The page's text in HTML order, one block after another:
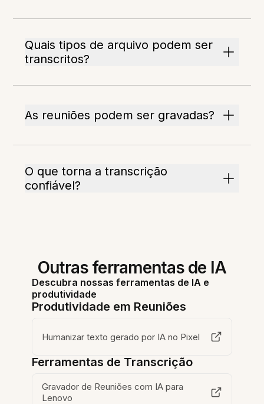
Quais tipos de arquivo podem ser
transcritos?
As reuniões podem ser gravadas?
O que torna a transcrição
confiável?
Outras ferramentas de IA
Descubra nossas ferramentas de IA e
produtividade
Produtividade em Reuniões
Humanizar texto gerado por IA no Pixel
Ferramentas de Transcrição
Gravador de Reuniões com IA para
Lenovo